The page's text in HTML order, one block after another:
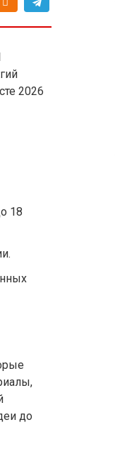
2026
18
до